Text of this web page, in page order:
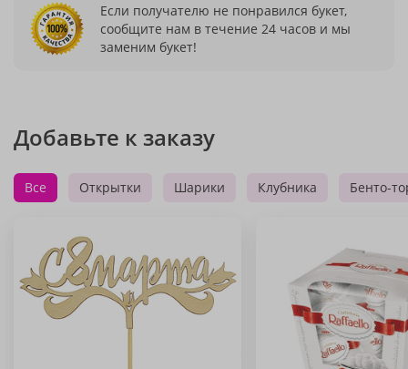
Если получателю не понравился букет,
сообщите нам в течение 24 часов и мы
заменим букет!
Добавьте к заказу
Все Открытки Шарики Клубника Бенто-